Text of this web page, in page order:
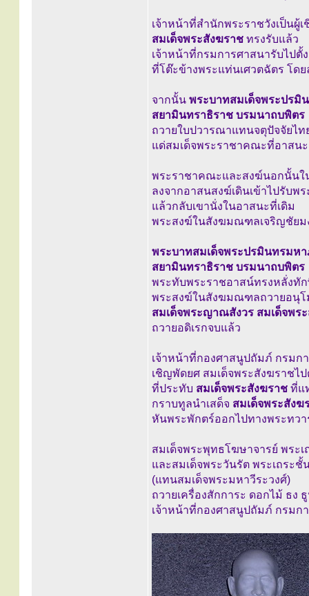
เจ้าหน้าที่สำนักพระราชวังเป็นผู้
สมเด็จพระสังฆราช ทรงรับแล้ว
เจ้าหน้าที่กรมการศาสนารับไปตั้ง
ที่โต๊ะข้างพระแท่นเศวตฉัตร โด
จากนั้น พระบาทสมเด็จพระปรมิ
สยามินทราธิราช บรมนาถบพิตร
ถวายใบปวารณาแทนจตุปัจจัยไท
แด่สมเด็จพระราชาคณะที่อาสน
พระราชาคณะและสงฆ์นอกนั้น
ลงจากอาสนสงฆ์เดินเข้าไปรับ
แล้วกลับเขานั่งในอาสนะที่เดิม
พระสงฆ์ในสังฆมณฑลเจริญชัยม
พระบาทสมเด็จพระปรมินทรมห
สยามินทราธิราช บรมนาถบพิตร
พระทับพระราชอาสน์ทรงหลั่งทั
พระสงฆ์ในสังฆมณฑลถวายอนุ
สมเด็จพระญาณสังวร สมเด็จพ
ถวายอดิเรกจบแล้ว
เจ้าหน้าที่กองศาสนูปถัมภ์ กรมก
เชิญพัดยศ สมเด็จพระสังฆราชไป
ที่ประทับ สมเด็จพระสังฆราช ที่แ
กราบทูลนำเสด็จ สมเด็จพระสังฆ
หันพระพักตร์ออกไปทางพระทว
สมเด็จพระพุทธโฆษาจารย์ พระ
และสมเด็จพระวันรัต พระเถระ
(แทนสมเด็จพระมหาวีระวงศ์)
ถวายเครื่องสักการะ ดอกไม้ ธง
เจ้าหน้าที่กองศาสนูปถัมภ์ กรมก